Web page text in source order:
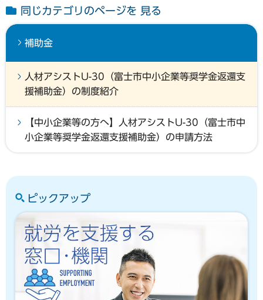
同じカテゴリのページを 見る
補助金
人材アシストU-30（富士市中小企業等奨学金返還支
援補助金）の制度紹介
【中小企業等の方へ】人材アシストU-30（富士市中
小企業等奨学金返還支援補助金）の申請方法
ピックアップ